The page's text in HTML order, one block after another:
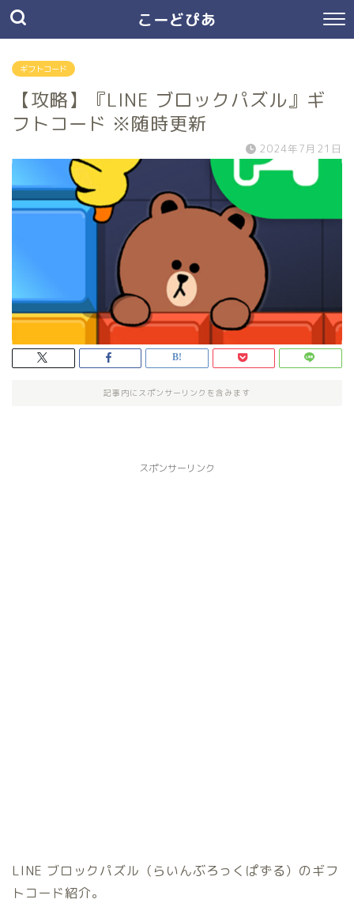
こーどぴあ
ギフトコード
【攻略】『LINE ブロックパズル』ギ
フトコード ※随時更新
2024年7月21日
記事内にスポンサーリンクを含みます
スポンサーリンク
LINE ブロックパズル（らいんぶろっくぱずる）のギフ
トコード紹介。